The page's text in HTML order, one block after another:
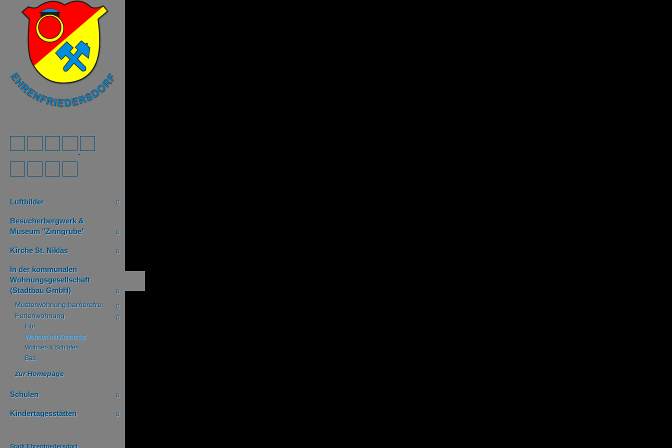
Luftbilder
Besucherbergwerk &
Museum "Zinngrube"
Kirche St. Niklas
In der kommunalen
Wohnungsgesellschaft
(Stadtbau GmbH)
Musterwohnung barrierefrei
Ferienwohnung
Flur
Wohnen mit Kochecke
Wohnen & Schlafen
Bad
zur Homepage
Schulen
Kindertagesstätten
Stadt Ehrenfriedersdorf